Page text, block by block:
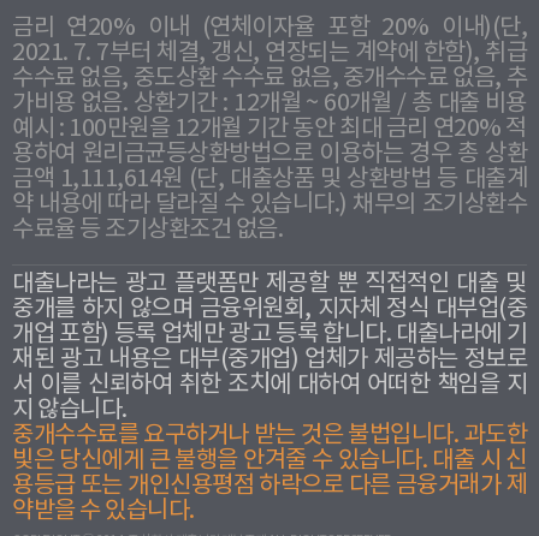
금리 연20% 이내 (연체이자율 포함 20% 이내)(단,
2021. 7. 7부터 체결, 갱신, 연장되는 계약에 한함), 취급
수수료 없음, 중도상환 수수료 없음, 중개수수료 없음, 추
가비용 없음. 상환기간 : 12개월 ~ 60개월 / 총 대출 비용
예시 : 100만원을 12개월 기간 동안 최대 금리 연20% 적
용하여 원리금균등상환방법으로 이용하는 경우 총 상환
금액 1,111,614원 (단, 대출상품 및 상환방법 등 대출계
약 내용에 따라 달라질 수 있습니다.) 채무의 조기상환수
수료율 등 조기상환조건 없음.
대출나라는 광고 플랫폼만 제공할 뿐 직접적인 대출 및
중개를 하지 않으며 금융위원회, 지자체 정식 대부업(중
개업 포함) 등록 업체만 광고 등록 합니다. 대출나라에 기
재된 광고 내용은 대부(중개업) 업체가 제공하는 정보로
서 이를 신뢰하여 취한 조치에 대하여 어떠한 책임을 지
지 않습니다.
중개수수료를 요구하거나 받는 것은 불법입니다. 과도한
빛은 당신에게 큰 불행을 안겨줄 수 있습니다. 대출 시 신
용등급 또는 개인신용평점 하락으로 다른 금융거래가 제
약받을 수 있습니다.